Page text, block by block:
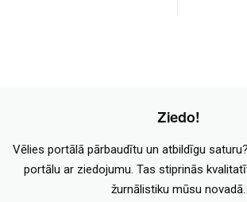
Ziedo!
Vēlies portālā pārbaudītu un atbildīgu
portālu ar ziedojumu. Tas stiprinās
žurnālistiku mūsu novadā.